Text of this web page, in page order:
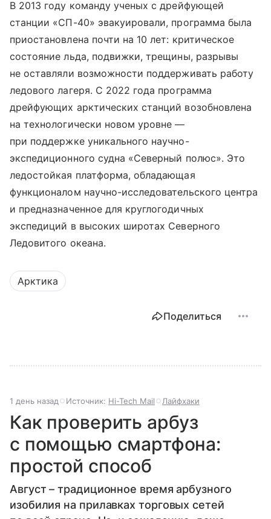
В 2013 году команду ученых с дрейфующей
станции «СП-40» эвакуировали, программа была
приостановлена почти на 10 лет: критическое
состояние льда, подвижки, трещины, разрывы
не оставляли возможности поддерживать работу
ледового лагеря. С 2022 года программа
дрейфующих арктических станций возобновлена
на технологически новом уровне —
при поддержке уникального научно-
экспедиционного судна «Северный полюс». Это
ледостойкая платформа, обладающая
функционалом научно-исследовательского центра
и предназначенное для круглогодичных
экспедиций в высоких широтах Северного
Ледовитого океана.
Арктика
Поделиться
1 день назад Источник: Hi-Tech Mail Лайфхаки
Как проверить арбуз
с помощью смартфона:
простой способ
Август – традиционное время арбузного
изобилия на прилавках торговых сетей